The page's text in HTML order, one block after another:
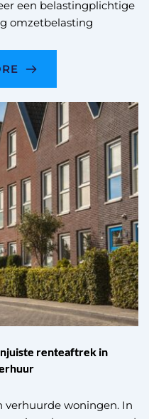
een belastingplichtige
omzetbelasting
renteaftrek in
verhuurde woningen. In